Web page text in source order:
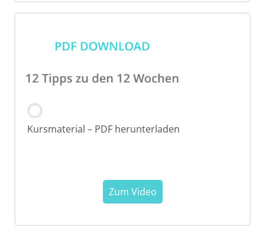
Kursmaterial – PDF herunterladen